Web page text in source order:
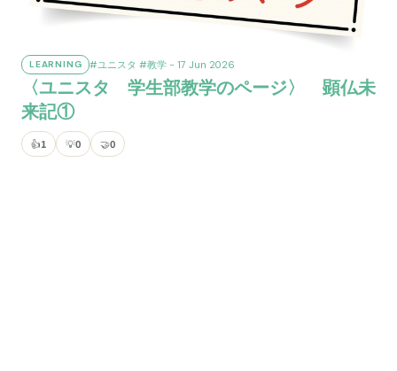
LEARNING #ユニスタ #教学 - 17 Jun 2026
〈ユニスタ 学生部教学のページ〉 顕仏未
来記①
👍1 💡0 🤝0